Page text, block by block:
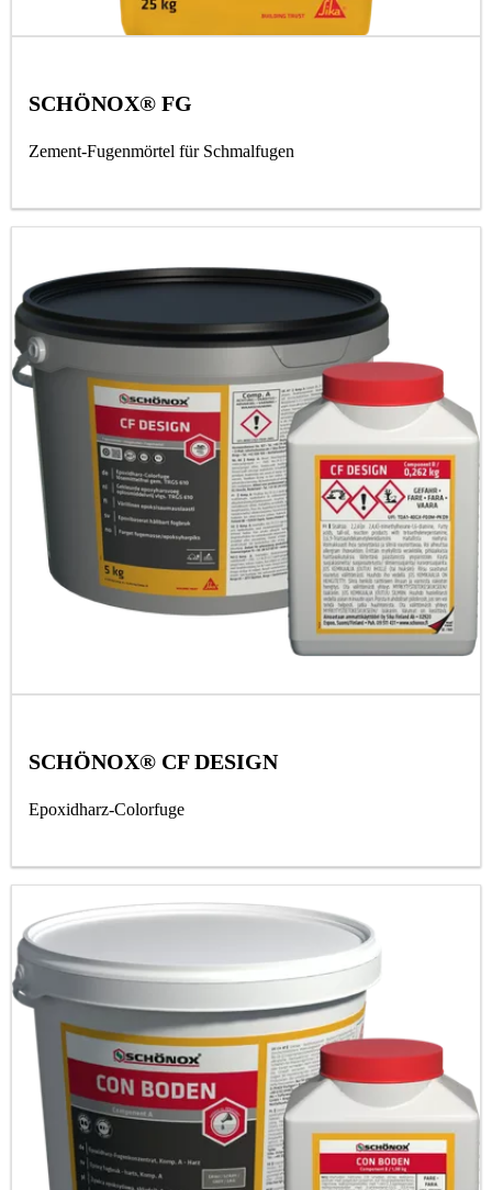
SCHÖNOX® FG
Zement-Fugenmörtel für Schmalfugen
SCHÖNOX® CF DESIGN
Epoxidharz-Colorfuge